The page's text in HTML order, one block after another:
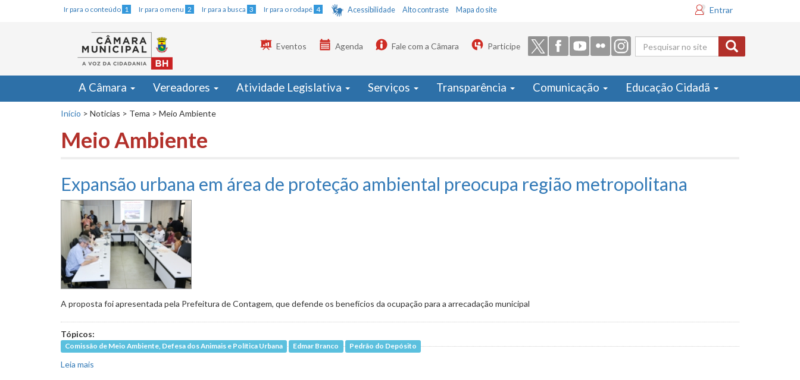
Ir para o conteúdo 1 Ir para o menu 2 Ir para a busca 3 Ir para o rodapé 4 Acessibilidade Alto contraste Mapa do site Entrar
Formulário
de busca
Eventos Agenda Fale com a Câmara Participe
A Câmara Vereadores Atividade Legislativa Serviços Transparência Comunicação Educação Cidadã
Início > Noticias > Tema > Meio Ambiente
Meio Ambiente
Expansão urbana em área de proteção ambiental preocupa região metropolitana
A proposta foi apresentada pela Prefeitura de Contagem, que defende os benefícios da ocupação para a arrecadação municipal
Tópicos:
Comissão de Meio Ambiente, Defesa dos Animais e Política Urbana Edmar Branco Pedrão do Depósito
Leia mais